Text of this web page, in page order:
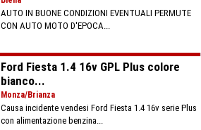
AUTO IN BUONE CONDIZIONI EVENTUALI PERMUTE
CON AUTO MOTO D'EPOCA...
Ford Fiesta 1.4 16v GPL Plus colore
bianco...
Monza/Brianza
Causa incidente vendesi Ford Fiesta 1.4 16v serie Plus
con alimentazione benzina...